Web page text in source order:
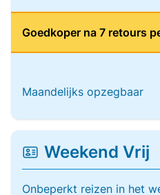
Goedkoper na 7 retours
Maandelijks opzegbaar
Weekend Vrij
Onbeperkt reizen in het